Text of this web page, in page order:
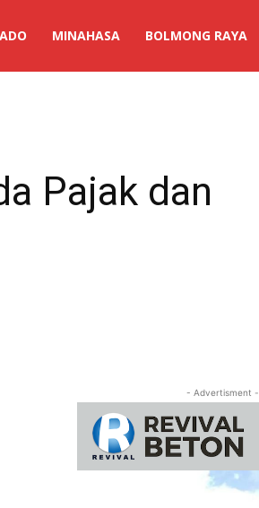
MINAHASA BOLMONG RAYA
Pajak dan
- Advertisment -